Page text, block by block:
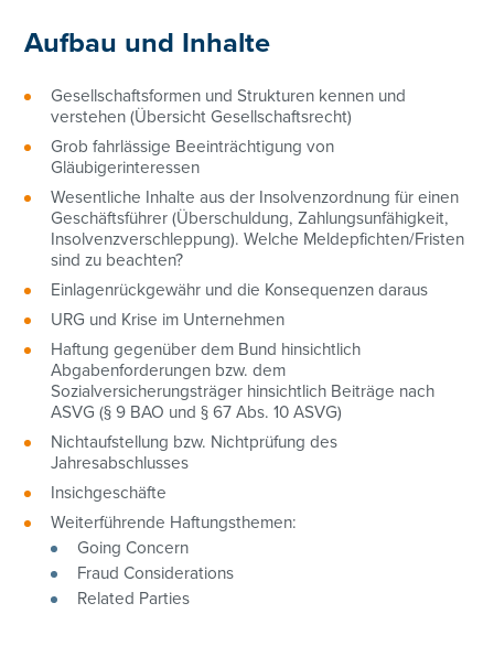
Aufbau und Inhalte
Gesellschaftsformen und Strukturen kennen und
verstehen (Übersicht Gesellschaftsrecht)
Grob fahrlässige Beeinträchtigung von
Gläubigerinteressen
Wesentliche Inhalte aus der Insolvenzordnung für einen
Geschäftsführer (Überschuldung, Zahlungsunfähigkeit,
Insolvenzverschleppung). Welche Meldepfichten/Fristen
sind zu beachten?
Einlagenrückgewähr und die Konsequenzen daraus
URG und Krise im Unternehmen
Haftung gegenüber dem Bund hinsichtlich
Abgabenforderungen bzw. dem
Sozialversicherungsträger hinsichtlich Beiträge nach
ASVG (§ 9 BAO und § 67 Abs. 10 ASVG)
Nichtaufstellung bzw. Nichtprüfung des
Jahresabschlusses
Insichgeschäfte
Weiterführende Haftungsthemen:
Going Concern
Fraud Considerations
Related Parties